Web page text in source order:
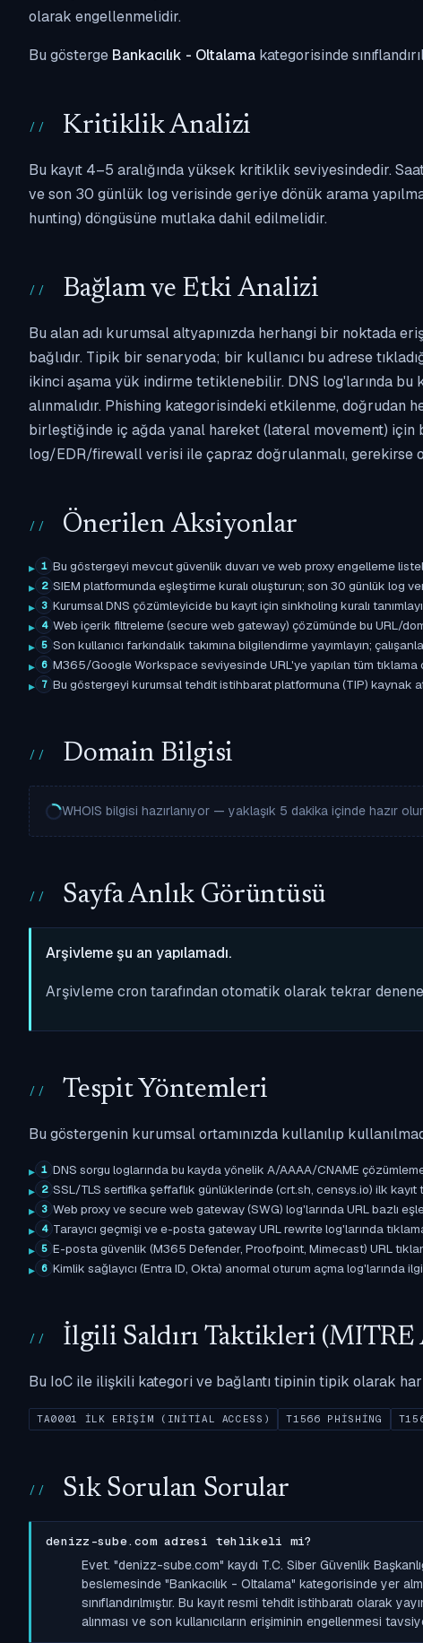
olarak engellenmelidir.
Bu gösterge Bankacılık - Oltalama kategorisinde
Kritiklik Analizi
Bu kayıt 4–5 aralığında yüksek kritiklik seviyesindedir.
ve son 30 günlük log verisinde geriye dönük arama
hunting) döngüsüne mutlaka dahil edilmelidir.
Bağlam ve Etki Analizi
Bu alan adı kurumsal altyapınızda herhangi bir noktada
bağlıdır. Tipik bir senaryoda; bir kullanıcı bu adrese
ikinci aşama yük indirme tetiklenebilir. DNS log'larında bu
alınmalıdır. Phishing kategorisindeki etkilenme,
birleştiğinde iç ağda yanal hareket (lateral movement) için
log/EDR/firewall verisi ile çapraz doğrulanmalı, gerekirse
Önerilen Aksiyonlar
1 Bu göstergeyi mevcut güvenlik duvarı ve web proxy engelleme
2 SIEM platformunda eşleştirme kuralı oluşturun; son 30 günlük log
3 Kurumsal DNS çözümleyicide bu kayıt için sinkholing kuralı
4 Web içerik filtreleme (secure web gateway) çözümünde bu URL/
5 Son kullanıcı farkındalık takımına bilgilendirme yayımlayın;
6 M365/Google Workspace seviyesinde URL'ye yapılan tüm tıklama
7 Bu göstergeyi kurumsal tehdit istihbarat platformuna (TIP) kaynak
Domain Bilgisi
WHOIS bilgisi hazırlanıyor — yaklaşık 5 dakika içinde hazır
Sayfa Anlık Görüntüsü
Arşivleme şu an yapılamadı.
Arşivleme cron tarafından otomatik olarak tekrar
Tespit Yöntemleri
Bu göstergenin kurumsal ortamınızda kullanılıp
1 DNS sorgu loglarında bu kayda yönelik A/AAAA/CNAME
2 SSL/TLS sertifika şeffaflık günlüklerinde (crt.sh, censys.io) ilk
3 Web proxy ve secure web gateway (SWG) log'larında URL bazlı
4 Tarayıcı geçmişi ve e-posta gateway URL rewrite log'larında
5 E-posta güvenlik (M365 Defender, Proofpoint, Mimecast) URL
6 Kimlik sağlayıcı (Entra ID, Okta) anormal oturum açma log'larında
İlgili Saldırı Taktikleri
Bu IoC ile ilişkili kategori ve bağlantı tipinin tipik olarak
TA0001 İLK ERIŞIM (INITIAL ACCESS) T1566 PHISHING
Sık Sorulan Sorular
denizz-sube.com adresi tehlikeli mi?
Evet. "denizz-sube.com" kaydı T.C. Siber Güvenlik
beslemesinde "Bankacılık - Oltalama" kategorisinde yer
sınıflandırılmıştır. Bu kayıt resmi tehdit istihbaratı olarak
alınması ve son kullanıcıların erişiminin engellenmesi